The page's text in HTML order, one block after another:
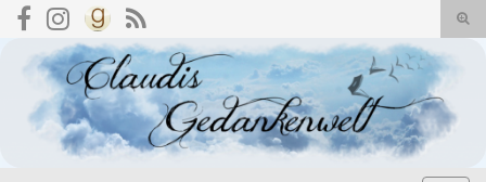
Search for: